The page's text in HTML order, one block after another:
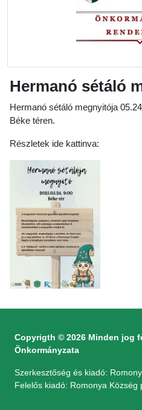
Hermanó sétáló
Hermanó sétáló megnyitója
Béke téren.
Részletek ide kattinva:
Copyrigth © 2026 Minden jog
Önkormányzata
Szerkesztőség és kiadó:
Felelős kiadó: Romonya Község